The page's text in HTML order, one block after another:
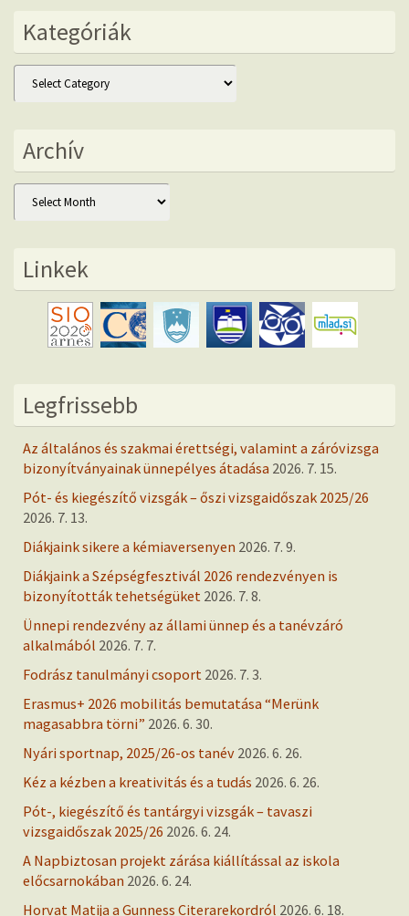
Kategóriák
Kategóriák
Archív
Archív
Linkek
Legfrissebb
Az általános és szakmai érettségi, valamint a záróvizsga
bizonyítványainak ünnepélyes átadása 2026. 7. 15.
Pót- és kiegészítő vizsgák – őszi vizsgaidőszak 2025/26
2026. 7. 13.
Diákjaink sikere a kémiaversenyen 2026. 7. 9.
Diákjaink a Szépségfesztivál 2026 rendezvényen is
bizonyították tehetségüket 2026. 7. 8.
Ünnepi rendezvény az állami ünnep és a tanévzáró
alkalmából 2026. 7. 7.
Fodrász tanulmányi csoport 2026. 7. 3.
Erasmus+ 2026 mobilitás bemutatása “Merünk
magasabbra törni” 2026. 6. 30.
Nyári sportnap, 2025/26-os tanév 2026. 6. 26.
Kéz a kézben a kreativitás és a tudás 2026. 6. 26.
Pót-, kiegészítő és tantárgyi vizsgák – tavaszi
vizsgaidőszak 2025/26 2026. 6. 24.
A Napbiztosan projekt zárása kiállítással az iskola
előcsarnokában 2026. 6. 24.
Horvat Matija a Gunness Citerarekordról 2026. 6. 18.